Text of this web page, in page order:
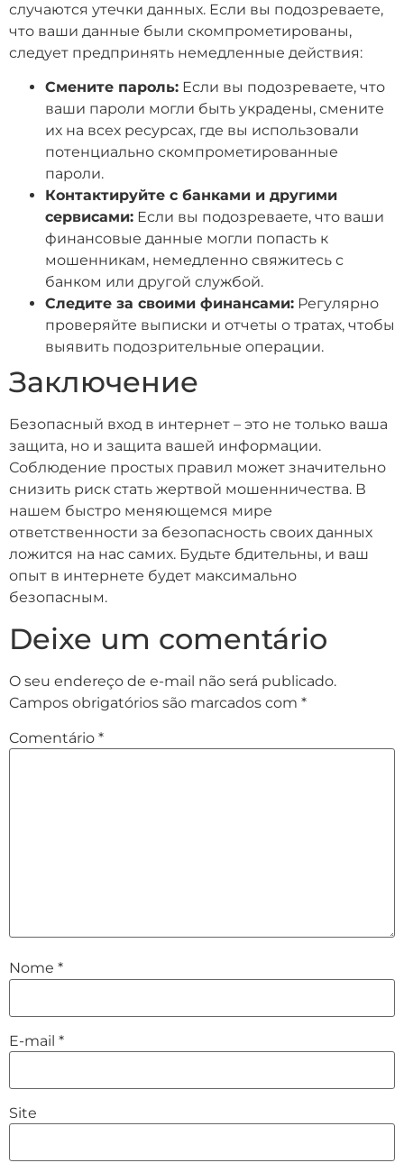
случаются утечки данных. Если вы подозреваете,
что ваши данные были скомпрометированы,
следует предпринять немедленные действия:
Смените пароль: Если вы подозреваете, что
ваши пароли могли быть украдены, смените
их на всех ресурсах, где вы использовали
потенциально скомпрометированные
пароли.
Контактируйте с банками и другими
сервисами: Если вы подозреваете, что ваши
финансовые данные могли попасть к
мошенникам, немедленно свяжитесь с
банком или другой службой.
Следите за своими финансами: Регулярно
проверяйте выписки и отчеты о тратах, чтобы
выявить подозрительные операции.
Заключение
Безопасный вход в интернет – это не только ваша
защита, но и защита вашей информации.
Соблюдение простых правил может значительно
снизить риск стать жертвой мошенничества. В
нашем быстро меняющемся мире
ответственности за безопасность своих данных
ложится на нас самих. Будьте бдительны, и ваш
опыт в интернете будет максимально
безопасным.
Deixe um comentário
O seu endereço de e-mail não será publicado.
Campos obrigatórios são marcados com *
Comentário *
Nome *
E-mail *
Site